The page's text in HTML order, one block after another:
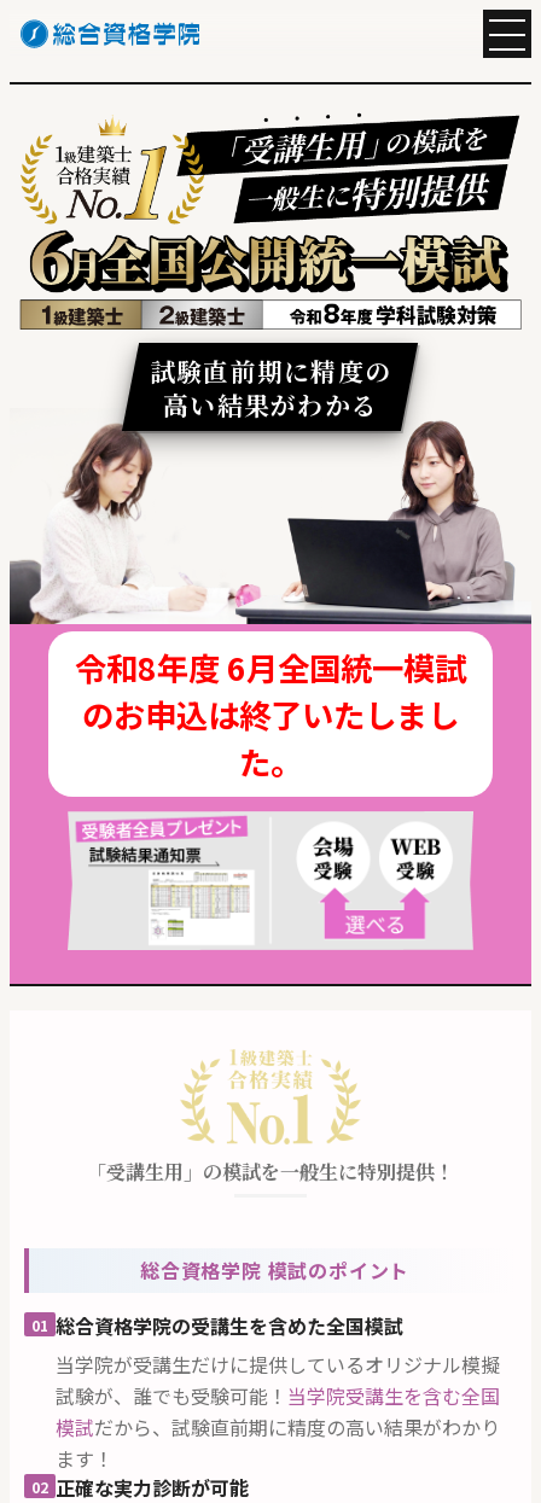
試験直前期に精度の
高い結果がわかる
令和8年度 6月全国統一模試
のお申込は終了いたしまし
た。
「受講生用」の模試を一般生に特別提供！
総合資格学院 模試のポイント
01 総合資格学院の受講生を含めた全国模試
当学院が受講生だけに提供しているオリジナル模擬
試験が、誰でも受験可能！ 当学院受講生を含む全国
模試だから、試験直前期に精度の高い結果がわかり
ます！
02 正確な実力診断が可能